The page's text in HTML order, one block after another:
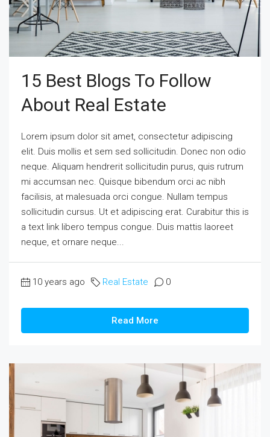
15 Best Blogs To Follow
About Real Estate
Lorem ipsum dolor sit amet, consectetur adipiscing
elit. Duis mollis et sem sed sollicitudin. Donec non odio
neque. Aliquam hendrerit sollicitudin purus, quis rutrum
mi accumsan nec. Quisque bibendum orci ac nibh
facilisis, at malesuada orci congue. Nullam tempus
sollicitudin cursus. Ut et adipiscing erat. Curabitur this is
a text link libero tempus congue. Duis mattis laoreet
neque, et ornare neque...
10 years ago Real Estate 0
Read More